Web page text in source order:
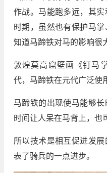
作战。马能跑多远，其
时期，虽然也有保护马
知道马蹄铁对马的影响很
敦煌莫高窟壁画《钉马
代，马蹄铁在元代广泛使
马蹄铁的出现使马能够
时间让人呆在马背上，也
所以技术是相互促进发
表了骑兵的一点进步。